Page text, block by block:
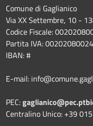
Comune di Gaglianico
Via XX Settembre, 10 -
Codice Fiscale:
Partita IVA: 00202080024
IBAN: #
E-mail:
PEC:
Centralino Unico: +39